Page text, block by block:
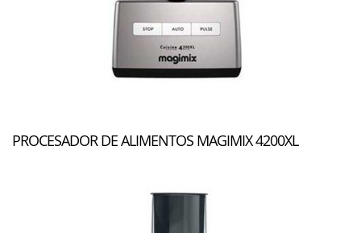
PROCESADOR DE ALIMENTOS MAGIMIX 4200XL